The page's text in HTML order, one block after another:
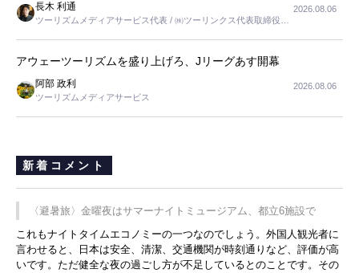
長木 利通
ツーリズムメディアサービス代表 / ㈱ツーリンクス代表取締役社
2026.08.06
アウェーツーリズムを盛り上げろ、Jリーグあす開幕
阿部 政利
ツーリズムメディアサービス
2026.08.06
新着コメント
〈避暑旅〉金曜夜はサマーナイトミュージアム、都立6施設で
これもナイトタイムエコノミーの一つなのでしょう。外国人観光者に
言わせると、日本は安全、清潔、交通機関が時刻通りなど、評価が高
いです。ただ健全な夜の過ごし方が不足しているとのことです。その